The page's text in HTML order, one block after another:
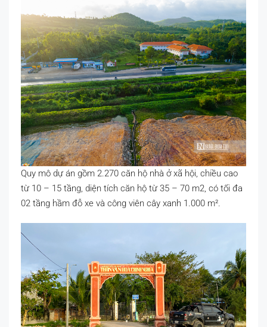
Quy mô dự án gồm 2.270 căn hộ nhà ở xã hội, chiều cao
từ 10 – 15 tầng, diện tích căn hộ từ 35 – 70 m2, có tối đa
02 tầng hầm đỗ xe và công viên cây xanh 1.000 m².